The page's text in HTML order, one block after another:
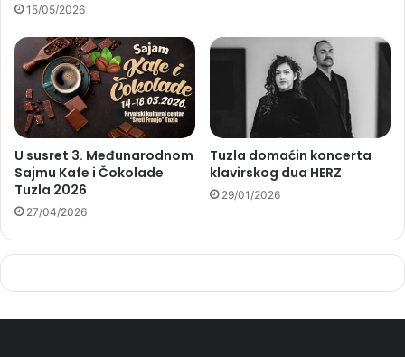
15/05/2026
U susret 3. Međunarodnom
Sajmu Kafe i Čokolade
Tuzla 2026
27/04/2026
Tuzla domaćin koncerta
klavirskog dua HERZ
29/01/2026